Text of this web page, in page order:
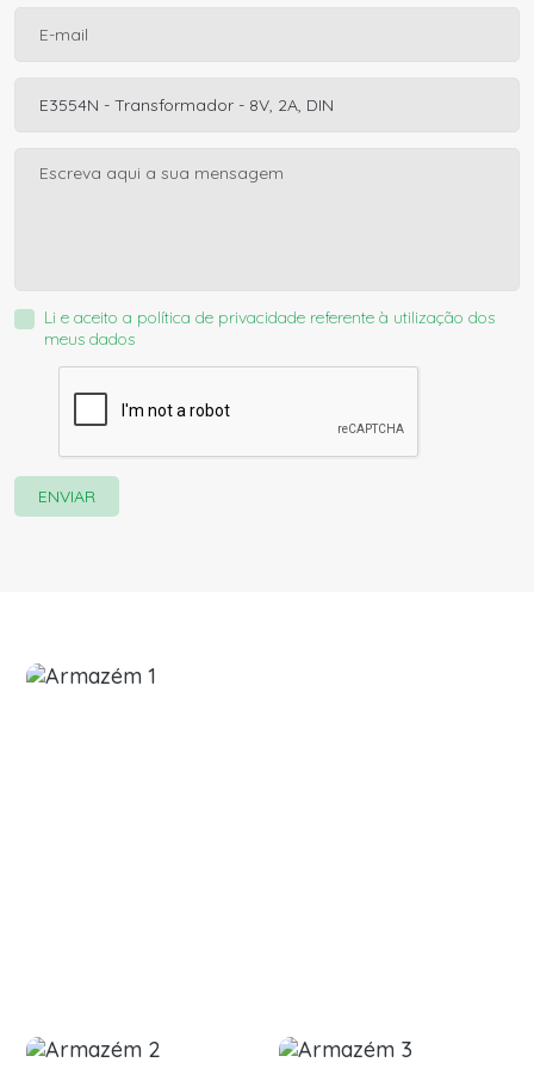
Li e aceito a política de privacidade referente à utilização dos
meus dados
ENVIAR